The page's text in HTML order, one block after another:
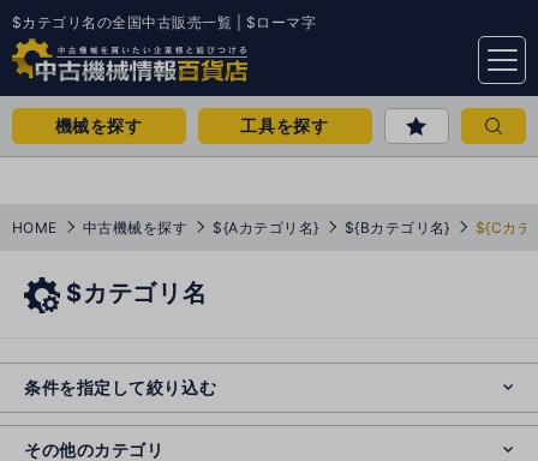
$カテゴリ名の全国中古販売一覧 | $ローマ字
menu
機械を探す 工具を探す
HOME 中古機械を探す ${Aカテゴリ名} ${Bカテゴリ名} ${Cカテ
$カテゴリ名
条件を指定して絞り込む
その他のカテゴリ
o
s
e